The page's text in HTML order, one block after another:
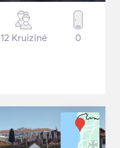
12 Kruizinė 0